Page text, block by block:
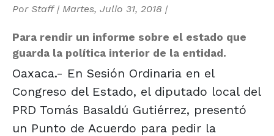
Por Staff| Martes, Julio 31, 2018 |
Para rendir un informe sobre el estado que
guarda la política interior de la entidad.
Oaxaca.- En Sesión Ordinaria en el
Congreso del Estado, el diputado local del
PRD Tomás Basaldú Gutiérrez, presentó
un Punto de Acuerdo para pedir la